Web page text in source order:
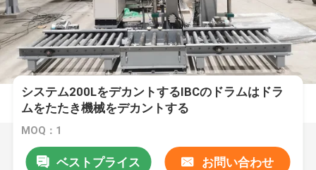
システム200LをデカントするIBCのドラムはドラ
ムをたたき機械をデカントする
MOQ：1
ベストプライス お問い合わせ